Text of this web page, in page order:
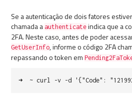
Se a autenticação de dois fatores
chamada aauthenticate indica que a
2FA. Neste caso, antes de poder
GetUserInfo, informe o código 2FA
repassando o token em
➜ ~ curl -v -d '{"Code":